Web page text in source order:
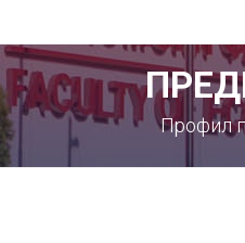
Профил